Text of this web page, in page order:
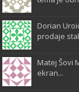
Dorian
prodaje
Matej Šovi
ekran...